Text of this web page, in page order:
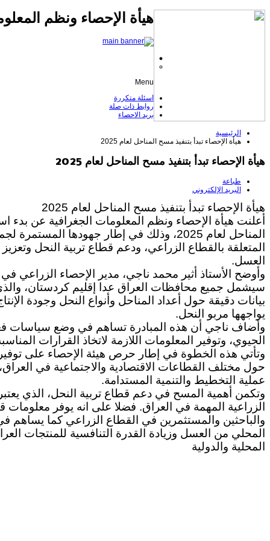
هيأة الإحصاء ونظم
الرئيسية
هيأة الإحصاء تبدأ بتنفيذ مسح المناحل لعام 2025
هيأة الإحصاء تبدأ بتنفيذ مسح المناحل لعام 2025
طباعة
البريد الإلكتروني
هيأة الإحصاء تبدأ بتنفيذ مسح المناحل لعام 2025
أعلنت هيأة الإحصاء ونظم المعلومات الجغرافية عن بدء
المناحل لعام 2025، وذلك في إطار جهودها
المتعلقة بالقطاع الزراعي، ودعم قطاع تربية النحل
العسل.
وأوضح الأستاذ أثير محمد ناجي، مدير الإحصاء الزراعي
سيشمل جميع محافظات العراق عدا إقليم كردستان،
بيانات دقيقة حول أعداد المناحل وأنواع النحل وجودة
يواجهها مربو النحل.
وأضاف ناجي أن هذه المبادرة تساهم في وضع سياسات
الحيوي، وتوفير المعلومات اللازمة لاتخاذ القرارات
وتأتي هذه الخطوة في إطار حرص هيئة الإحصاء على توفير
حول مختلف القطاعات الاقتصادية والاجتماعية في
عملية التخطيط والتنمية المستدامة.
وتكمن أهمية المسح في دعم قطاع تربية النحل، الذي
الزراعية المهمة في العراق. فضلا على انه يوفر معلومات
والباحثين والمستثمرين في القطاع الزراعي كما يساهم
المحلي من العسل وزيادة القدرة التنافسية للمنتجات
المحلية والدولية
Menu
اسئلة متكررة
روابط ذات صلة
بريد الاحصاء